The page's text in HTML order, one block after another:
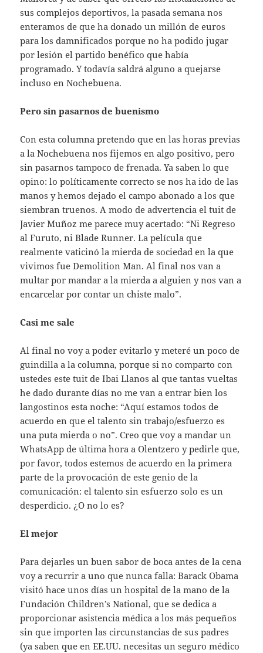
sus complejos deportivos, la pasada semana nos
enteramos de que ha donado un millón de euros
para los damnificados porque no ha podido jugar
por lesión el partido benéfico que había
programado. Y todavía saldrá alguno a quejarse
incluso en Nochebuena.
Pero sin pasarnos de buenismo
Con esta columna pretendo que en las horas previas
a la Nochebuena nos fijemos en algo positivo, pero
sin pasarnos tampoco de frenada. Ya saben lo que
opino: lo políticamente correcto se nos ha ido de las
manos y hemos dejado el campo abonado a los que
siembran truenos. A modo de advertencia el tuit de
Javier Muñoz me parece muy acertado: “Ni Regreso
al Furuto, ni Blade Runner. La película que
realmente vaticinó la mierda de sociedad en la que
vivimos fue Demolition Man. Al final nos van a
multar por mandar a la mierda a alguien y nos van a
encarcelar por contar un chiste malo”.
Casi me sale
Al final no voy a poder evitarlo y meteré un poco de
guindilla a la columna, porque si no comparto con
ustedes este tuit de Ibai Llanos al que tantas vueltas
he dado durante días no me van a entrar bien los
langostinos esta noche: “Aquí estamos todos de
acuerdo en que el talento sin trabajo/esfuerzo es
una puta mierda o no”. Creo que voy a mandar un
WhatsApp de última hora a Olentzero y pedirle que,
por favor, todos estemos de acuerdo en la primera
parte de la provocación de este genio de la
comunicación: el talento sin esfuerzo solo es un
desperdicio. ¿O no lo es?
El mejor
Para dejarles un buen sabor de boca antes de la cena
voy a recurrir a uno que nunca falla: Barack Obama
visitó hace unos días un hospital de la mano de la
Fundación Children’s National, que se dedica a
proporcionar asistencia médica a los más pequeños
sin que importen las circunstancias de sus padres
(ya saben que en EE.UU. necesitas un seguro médico